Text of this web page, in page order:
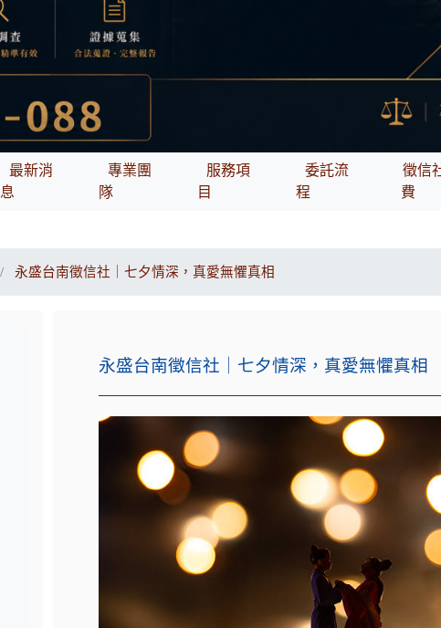
最新消
息
專業團
隊
服務項
目
委託流
程
徵信
費
永盛台南徵信社｜七夕情深，真愛無懼真相
永盛台南徵信社｜七夕情深，真愛無懼真相